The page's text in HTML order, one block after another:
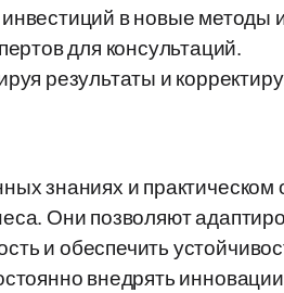
в новые методы
для консультаций.
результаты и
знаниях и практическом
Они позволяют
и обеспечить
внедрять